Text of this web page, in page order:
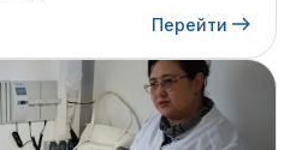
Перейти